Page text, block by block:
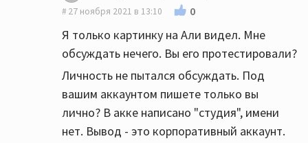
27 ноября 2021 в 13:10
0
Я только картинку на Али видел. Мне
обсуждать нечего. Вы его протестировали?
Личность не пытался обсуждать. Под
вашим аккаунтом пишете только вы
лично? В акке написано "студия", имени
нет. Вывод - это корпоративный аккаунт.